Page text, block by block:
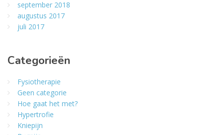
september 2018
augustus 2017
juli 2017
Categorieën
Fysiotherapie
Geen categorie
Hoe gaat het met?
Hypertrofie
Kniepijn